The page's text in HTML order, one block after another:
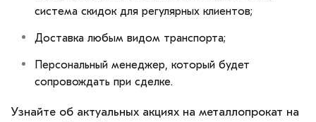
система скидок для регулярных клиентов;
Доставка любым видом транспорта;
Персональный менеджер, который будет
сопровождать при сделке.
Узнайте об актуальных акциях на металлопрокат на